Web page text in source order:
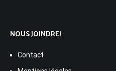
NOUS JOINDRE!
Contact